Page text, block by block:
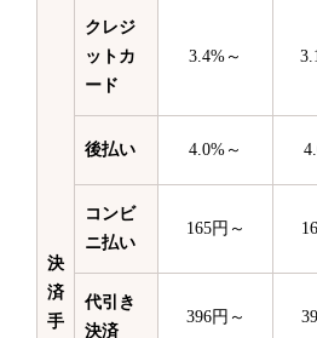
決
済
手
クレジ
ットカ
ード
3.4%～
後払い 4.0%～
コンビ
ニ払い
165円～
代引き
決済
396円～